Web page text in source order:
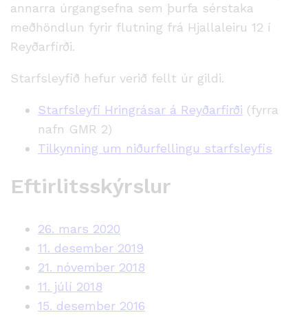
annarra úrgangsefna sem þurfa sérstaka
meðhöndlun fyrir flutning frá Hjallaleiru 12 í
Reyðarfirði.
Starfsleyfið hefur verið fellt úr gildi.
Starfsleyfi Hringrásar á Reyðarfirði (fyrra
nafn GMR 2)
Tilkynning um niðurfellingu starfsleyfis
Eftirlitsskýrslur
26. mars 2020
11. desember 2019
21. nóvember 2018
11. júlí 2018
15. desember 2016